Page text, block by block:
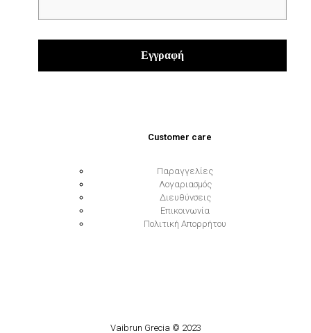
Customer care
Παραγγελίες
Λογαριασμός
Διευθύνσεις
Επικοινωνία
Πολιτική Απορρήτου
Vaibrun Grecia © 2023